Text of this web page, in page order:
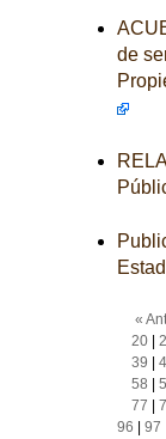
de
«
20|
39
58
77
96
97